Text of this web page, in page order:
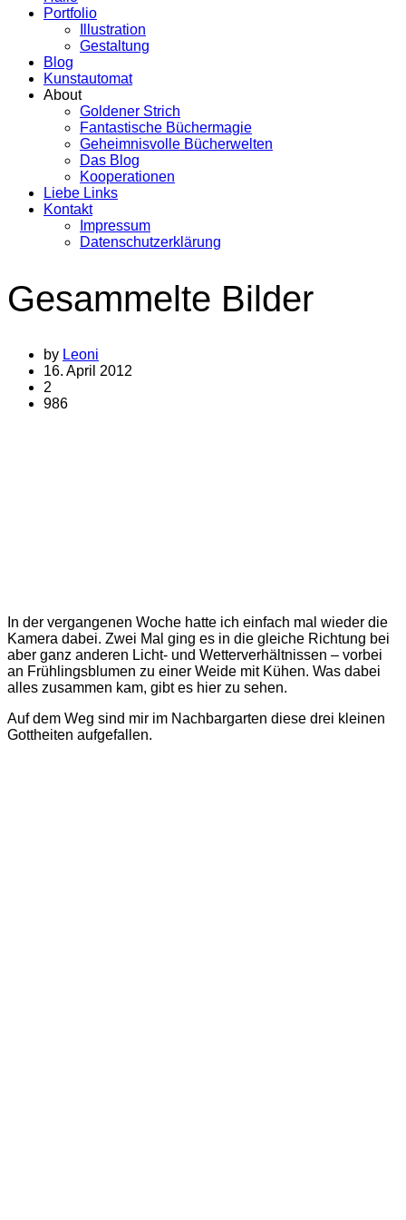
Portfolio
Illustration
Gestaltung
Blog
Kunstautomat
About
Goldener Strich
Fantastische Büchermagie
Geheimnisvolle Bücherwelten
Das Blog
Kooperationen
Liebe Links
Kontakt
Impressum
Datenschutzerklärung
Gesammelte Bilder
by Leoni
16. April 2012
2
986
In der vergangenen Woche hatte ich einfach mal wieder die
Kamera dabei. Zwei Mal ging es in die gleiche Richtung bei
aber ganz anderen Licht- und Wetterverhältnissen – vorbei
an Frühlingsblumen zu einer Weide mit Kühen. Was dabei
alles zusammen kam, gibt es hier zu sehen.
Auf dem Weg sind mir im Nachbargarten diese drei kleinen
Gottheiten aufgefallen.